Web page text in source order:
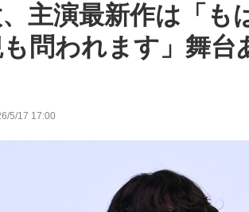
主演最新作は「も
問われます」舞台
5/17 17:00